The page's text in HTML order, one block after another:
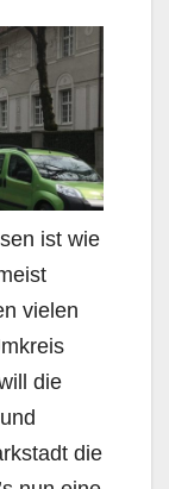
ist wie
vielen
die
die